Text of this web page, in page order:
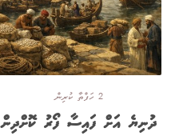
2 ހަފްތާ ކުރިން
ދުނިޔެ އަށް ފައިސާ ފޯރު ކޮށްދިން